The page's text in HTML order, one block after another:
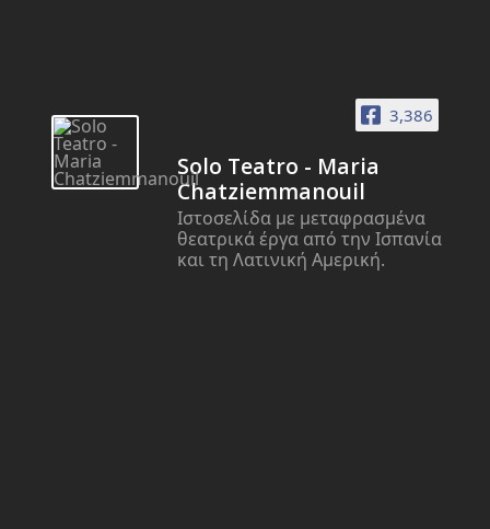
3,386
Solo Teatro - Maria
Chatziemmanouil
Ιστοσελίδα με μεταφρασμένα
θεατρικά έργα από την Ισπανία
και τη Λατινική Αμερική.